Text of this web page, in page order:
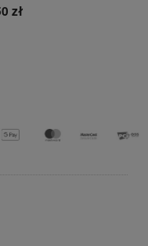
zł